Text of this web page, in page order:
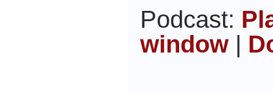
Podcast:
window |